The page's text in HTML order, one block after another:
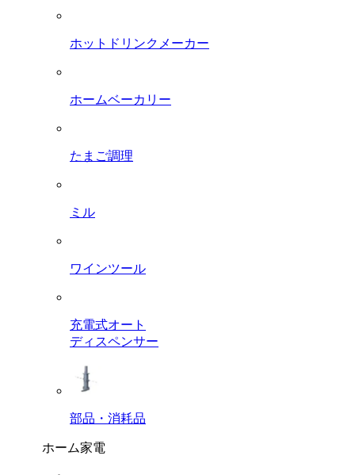
ホットドリンクメーカー
ホームベーカリー
たまご調理
ミル
ワインツール
充電式オート
ディスペンサー
部品・消耗品
ホーム家電